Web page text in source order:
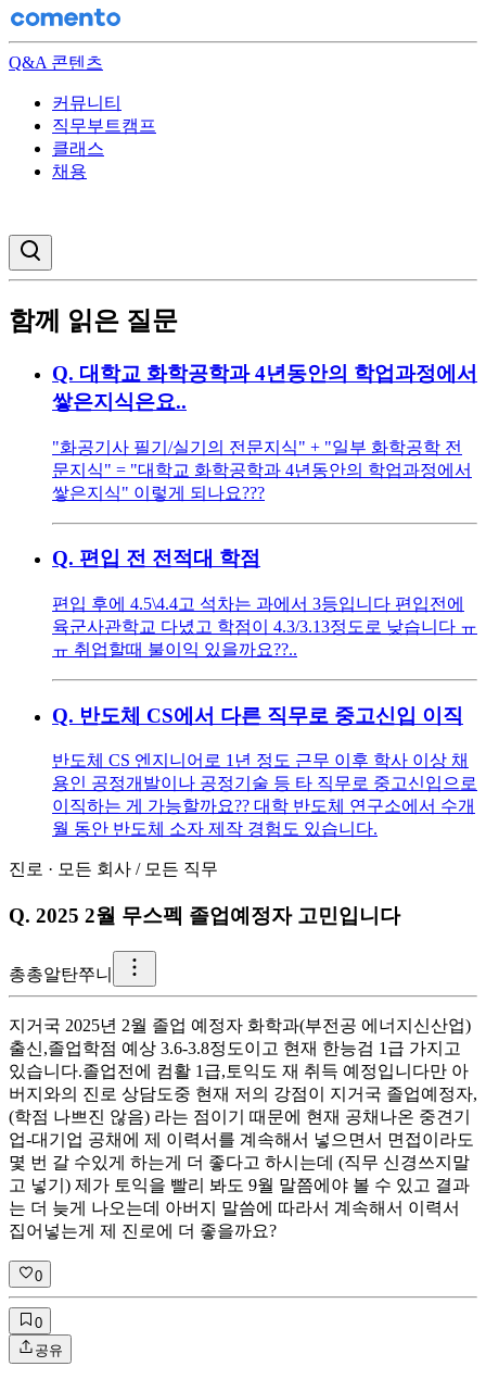
Q&A 콘텐츠
커뮤니티
직무부트캠프
클래스
채용
함께 읽은 질문
Q. 대학교 화학공학과 4년동안의 학업과정에서
쌓은지식은요..
"화공기사 필기/실기의 전문지식" + "일부 화학공학 전
문지식" = "대학교 화학공학과 4년동안의 학업과정에서
쌓은지식" 이렇게 되나요???
Q. 편입 전 전적대 학점
편입 후에 4.5\4.4고 석차는 과에서 3등입니다 편입전에
육군사관학교 다녔고 학점이 4.3/3.13정도로 낮습니다 ㅠ
ㅠ 취업할때 불이익 있을까요??..
Q. 반도체 CS에서 다른 직무로 중고신입 이직
반도체 CS 엔지니어로 1년 정도 근무 이후 학사 이상 채
용인 공정개발이나 공정기술 등 타 직무로 중고신입으로
이직하는 게 가능할까요?? 대학 반도체 연구소에서 수개
월 동안 반도체 소자 제작 경험도 있습니다.
진로 · 모든 회사 / 모든 직무
Q. 2025 2월 무스펙 졸업예정자 고민입니다
총총알탄쭈니
지거국 2025년 2월 졸업 예정자 화학과(부전공 에너지신산업)
출신,졸업학점 예상 3.6-3.8정도이고 현재 한능검 1급 가지고
있습니다.졸업전에 컴활 1급,토익도 재 취득 예정입니다만 아
버지와의 진로 상담도중 현재 저의 강점이 지거국 졸업예정자,
(학점 나쁘진 않음) 라는 점이기 때문에 현재 공채나온 중견기
업-대기업 공채에 제 이력서를 계속해서 넣으면서 면접이라도
몇 번 갈 수있게 하는게 더 좋다고 하시는데 (직무 신경쓰지말
고 넣기) 제가 토익을 빨리 봐도 9월 말쯤에야 볼 수 있고 결과
는 더 늦게 나오는데 아버지 말씀에 따라서 계속해서 이력서
집어넣는게 제 진로에 더 좋을까요?
0
0
공유